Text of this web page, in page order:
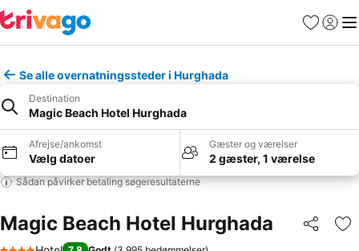
Favoritter
Log ind
Se alle overnatningssteder i Hurghada
Destination
Magic Beach Hotel Hurghada
Afrejse/ankomst
Vælg datoer
Gæster og værelser
2 gæster, 1 værelse
Sådan påvirker betaling søgeresultaterne
Magic Beach Hotel Hurghada Del